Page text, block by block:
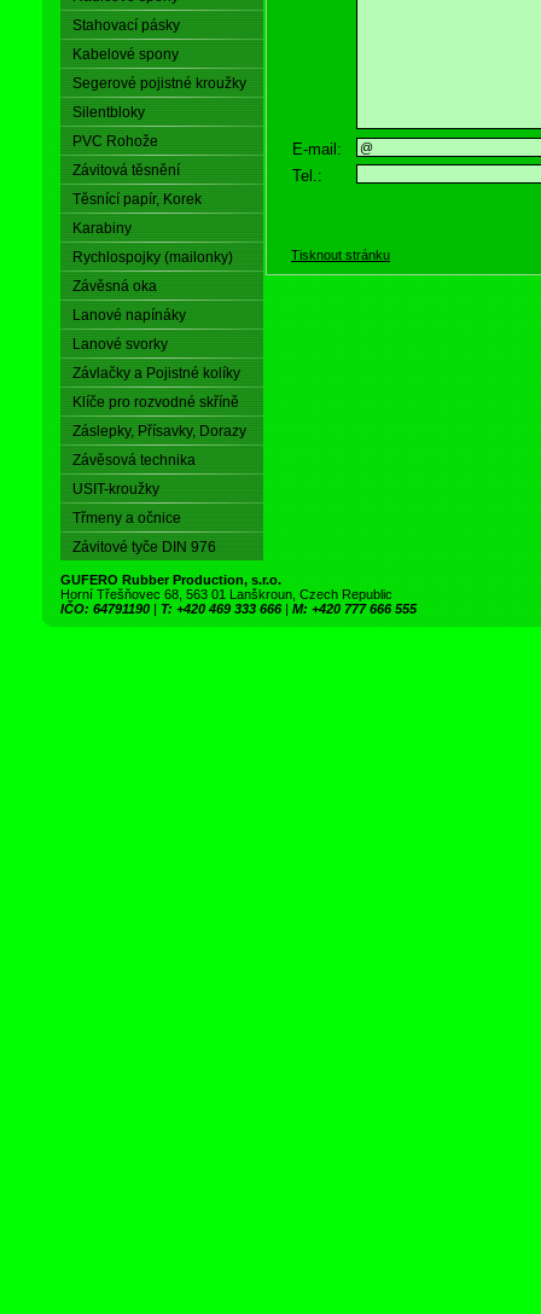
Stahovací pásky
Kabelové spony
Segerové pojistné kroužky
Silentbloky
PVC Rohože
Závitová těsnění
Těsnící papír, Korek
Karabiny
Rychlospojky (mailonky)
Závěsná oka
Lanové napínáky
Lanové svorky
Závlačky a Pojistné kolíky
Klíče pro rozvodné skříně
Záslepky, Přísavky, Dorazy
Závěsová technika
USIT-kroužky
Třmeny a očnice
Závitové tyče DIN 976
E-mail:
Tel.:
Tisknout stránku
GUFERO Rubber Production, s.r.o.
Horní Třešňovec 68, 563 01 Lanškroun, Czech Republic
IČO: 64791190 | T: +420 469 333 666 | M: +420 777 666 555